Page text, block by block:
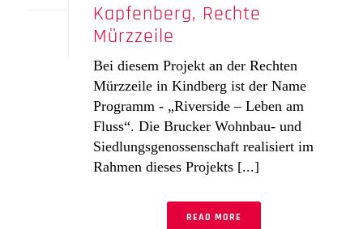
Kapfenberg, Rechte
Mürzzeile
Bei diesem Projekt an der Rechten
Mürzzeile in Kindberg ist der Name
Programm - „Riverside – Leben am
Fluss“. Die Brucker Wohnbau- und
Siedlungsgenossenschaft realisiert im
Rahmen dieses Projekts [...]
READ MORE